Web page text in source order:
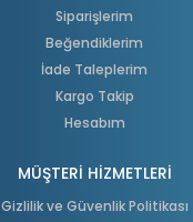
Siparişlerim
Beğendiklerim
İade Taleplerim
Kargo Takip
Hesabım
MÜŞTERİ HİZMETLERİ
Gizlilik ve Güvenlik Politikası